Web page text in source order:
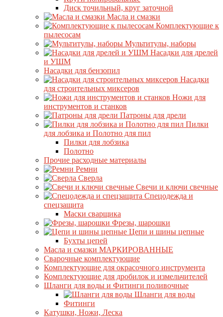
Диск точильный, круг заточной
Масла и смазки
Комплектующие к
пылесосам
Мультитулы, наборы
Насадки для дрелей
и УШМ
Насадки для бензопил
Насадки
для строительных миксеров
Ножи для
инструментов и станков
Патроны для дрели
Пилки
для лобзика и Полотно для пил
Пилки для лобзика
Полотно
Прочие расходные материалы
Ремни
Сверла
Свечи и ключи свечные
Спецодежда и
спецзащита
Маски сварщика
Фрезы, шарошки
Цепи и шины цепные
Бухты цепей
Масла и смазки МАРКИРОВАННЫЕ
Сварочные комплектующие
Комплектующие для окрасочного инструмента
Комплектующие для дробилок и измельчителей
Шланги для воды и Фитинги поливочные
Шланги для воды
Фитинги
Катушки, Ножи, Леска